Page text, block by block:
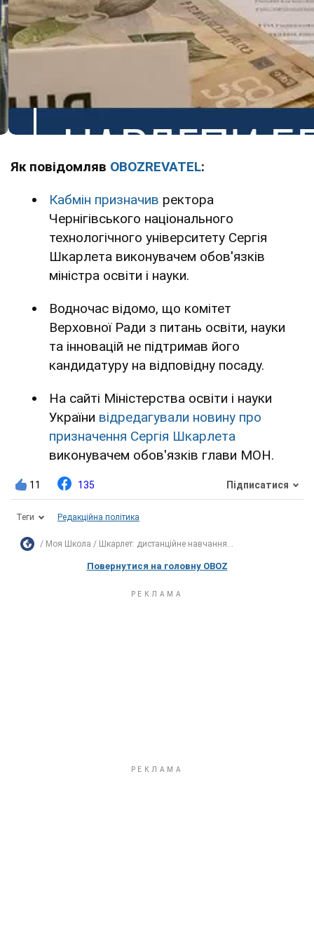
Як повідомляв OBOZREVATEL:
Кабмін призначив ректора
Чернігівського національного
технологічного університету Сергія
Шкарлета виконувачем обов'язків
міністра освіти і науки.
Водночас відомо, що комітет
Верховної Ради з питань освіти, науки
та інновацій не підтримав його
кандидатуру на відповідну посаду.
На сайті Міністерства освіти і науки
України відредагували новину про
призначення Сергія Шкарлета
виконувачем обов'язків глави МОН.
11 135 Підписатися
Теги Редакційна політика
Моя Школа Шкарлет: дистанційне навчання...
Повернутися на головну OBOZ